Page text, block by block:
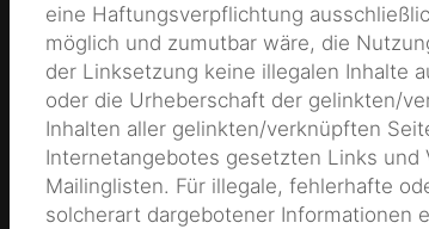
eine Haftungsverpflichtung
möglich und zumutbar wäre, die
der Linksetzung keine illegalen Inhalte
oder die Urheberschaft der gelinkten/
Inhalten aller gelinkten/verknüpften
Internetangebotes gesetzten Links
Mailinglisten. Für illegale, fehlerhafte
solcherart dargebotener Informationen